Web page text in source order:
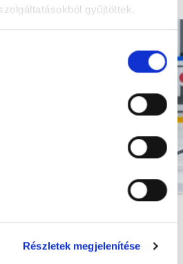
gyűjtöttek.
Részletek megjelenítése
Akadémia HCbejelentette
az akkor még MAC Budapest